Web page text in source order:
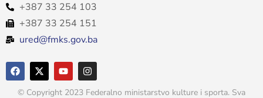
+387 33 254 103
+387 33 254 151
ured@fmks.gov.ba
© Copyright 2023 Federalno ministarstvo kulture i sporta. Sva